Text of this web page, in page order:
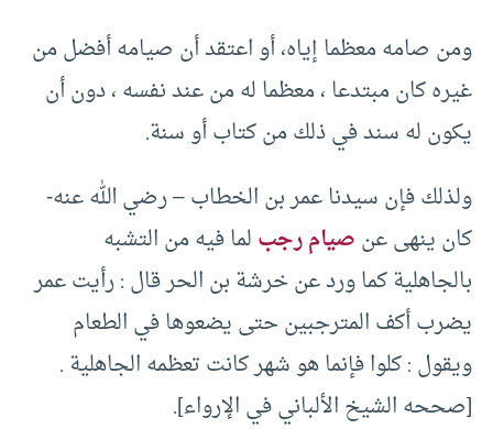
ومن صامه معظما إياه، أو اعتقد أن صيامه أفضل من
غيره كان مبتدعا ، معظما له من عند نفسه ، دون أن
يكون له سند في ذلك من كتاب أو سنة.
ولذلك فإن سيدنا عمر بن الخطاب – رضي الله عنه-
كان ينهى عنصيام رجبلما فيه من التشبه
بالجاهلية كما ورد عن خرشة بن الحر قال : رأيت عمر
يضرب أكف المترجبين حتى يضعوها في الطعام
ويقول : كلوا فإنما هو شهر كانت تعظمه الجاهلية .
[صححه الشيخ الألباني في الإرواء].